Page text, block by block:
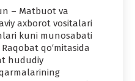
– Matbuot va
axborot vositalari
kuni munosabati
qo‘mitasida
hududiy